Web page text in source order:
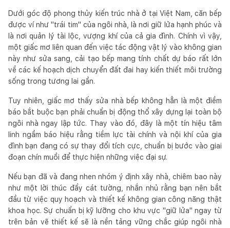
Dưới góc độ phong thủy kiến trúc nhà ở tại Việt Nam, căn bếp
được ví như "trái tim" của ngôi nhà, là nơi giữ lửa hạnh phúc và
là nơi quản lý tài lộc, vượng khí của cả gia đình. Chính vì vậy,
một giấc mơ liên quan đến việc tác động vật lý vào không gian
này như sửa sang, cải tạo bếp mang tính chất dự báo rất lớn
về các kế hoạch dịch chuyển đất đai hay kiến thiết môi trường
sống trong tương lai gần.
Tuy nhiên, giấc mơ thấy sửa nhà bếp không hẳn là một điềm
báo bắt buộc bạn phải chuẩn bị động thổ xây dựng lại toàn bộ
ngôi nhà ngay lập tức. Thay vào đó, đây là một tín hiệu tâm
linh ngầm báo hiệu rằng tiềm lực tài chính và nội khí của gia
đình bạn đang có sự thay đổi tích cực, chuẩn bị bước vào giai
đoạn chín muồi để thực hiện những việc đại sự.
Nếu bạn đã và đang nhen nhóm ý định xây nhà, chiêm bao này
như một lời thúc đẩy cát tường, nhắn nhủ rằng bạn nên bắt
đầu từ việc quy hoạch và thiết kế không gian công năng thật
khoa học. Sự chuẩn bị kỹ lưỡng cho khu vực "giữ lửa" ngay từ
trên bản vẽ thiết kế sẽ là nền tảng vững chắc giúp ngôi nhà